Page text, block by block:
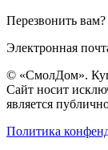
Перезвонить вам?
Электронная
© «СмолДом».
Сайт носит
является
Политика